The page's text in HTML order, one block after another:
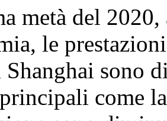
metà del
le
sono
come